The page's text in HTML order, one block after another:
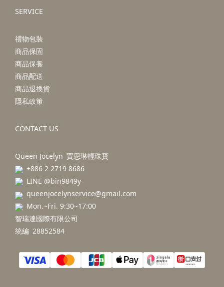
SERVICE
禮物包裝
商品保固
商品保養
商品配送
商品退換貨
隱私政策
CONTACT US
Queen Jocelyn 賈思琳輕珠寶
+886 2 2719 8686
LINE @bin9849y
queenjocelynservice@gmail.com
Mon.~Fri. 9:30~17:00
智瑞達國際有限公司
統編 28852584